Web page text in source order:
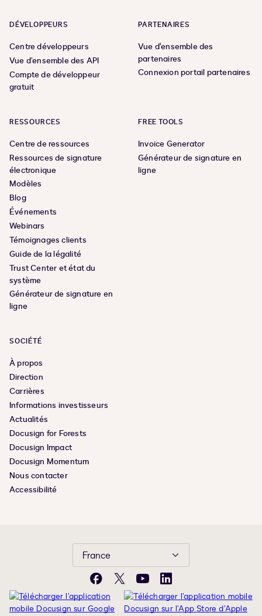
DÉVELOPPEURS
Centre développeurs
Vue d’ensemble des API
Compte de développeur
gratuit
PARTENAIRES
Vue d'ensemble des
partenaires
Connexion portail partenaires
RESSOURCES
Centre de ressources
Ressources de signature
électronique
Modèles
Blog
Événements
Webinars
Témoignages clients
Guide de la légalité
Trust Center et état du
système
Générateur de signature en
ligne
FREE TOOLS
Invoice Generator
Générateur de signature en
ligne
SOCIÉTÉ
À propos
Direction
Carrières
Informations investisseurs
Actualités
Docusign for Forests
Docusign Impact
Docusign Momentum
Nous contacter
Accessibilité
France
Facebook
X YouTubeLinkedIn